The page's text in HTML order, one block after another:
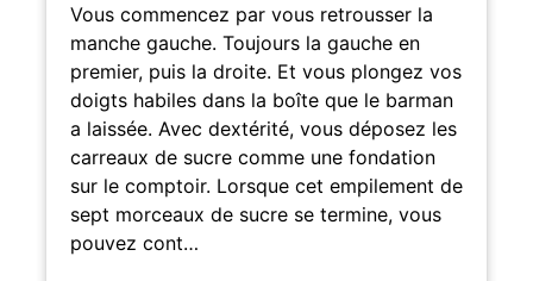
Vous commencez par vous retrousser la
manche gauche. Toujours la gauche en
premier, puis la droite. Et vous plongez vos
doigts habiles dans la boîte que le barman
a laissée. Avec dextérité, vous déposez les
carreaux de sucre comme une fondation
sur le comptoir. Lorsque cet empilement de
sept morceaux de sucre se termine, vous
pouvez cont…